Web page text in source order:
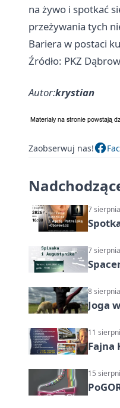
na żywo i spotkać
przeżywania tych
Bariera w postaci
Źródło: PKZ
Autor:krystian
Zaobserwuj nas!
7
7
8
Joga
11
Fajna
15